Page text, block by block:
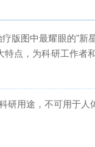
版图中最耀眼的"
点，为科研工作
研用途，不可用于人